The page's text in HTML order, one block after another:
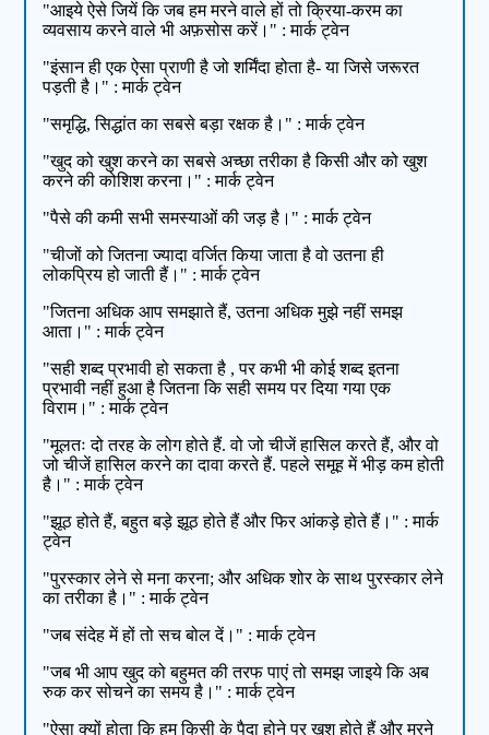
"आइये ऐसे जियें कि जब हम मरने वाले हों तो क्रिया-करम का
व्यवसाय करने वाले भी अफ़सोस करें।" : मार्क ट्वेन
"इंसान ही एक ऐसा प्राणी है जो शर्मिंदा होता है- या जिसे जरूरत
पड़ती है।" : मार्क ट्वेन
"समृद्धि, सिद्धांत का सबसे बड़ा रक्षक है।" : मार्क ट्वेन
"खुद को खुश करने का सबसे अच्छा तरीका है किसी और को खुश
करने की कोशिश करना।" : मार्क ट्वेन
"पैसे की कमी सभी समस्याओं की जड़ है।" : मार्क ट्वेन
"चीजों को जितना ज्यादा वर्जित किया जाता है वो उतना ही
लोकप्रिय हो जाती हैं।" : मार्क ट्वेन
"जितना अधिक आप समझाते हैं, उतना अधिक मुझे नहीं समझ
आता।" : मार्क ट्वेन
"सही शब्द प्रभावी हो सकता है , पर कभी भी कोई शब्द इतना
प्रभावी नहीं हुआ है जितना कि सही समय पर दिया गया एक
विराम।" : मार्क ट्वेन
"मूलतः दो तरह के लोग होते हैं. वो जो चीजें हासिल करते हैं, और वो
जो चीजें हासिल करने का दावा करते हैं. पहले समूह में भीड़ कम होती
है।" : मार्क ट्वेन
"झूठ होते हैं, बहुत बड़े झूठ होते हैं और फिर आंकड़े होते हैं।" : मार्क
ट्वेन
"पुरस्कार लेने से मना करना; और अधिक शोर के साथ पुरस्कार लेने
का तरीका है।" : मार्क ट्वेन
"जब संदेह में हों तो सच बोल दें।" : मार्क ट्वेन
"जब भी आप खुद को बहुमत की तरफ पाएं तो समझ जाइये कि अब
रुक कर सोचने का समय है।" : मार्क ट्वेन
"ऐसा क्यों होता कि हम किसी के पैदा होने पर खुश होते हैं और मरने